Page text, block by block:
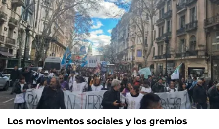
Los movimentos sociales y los gremios